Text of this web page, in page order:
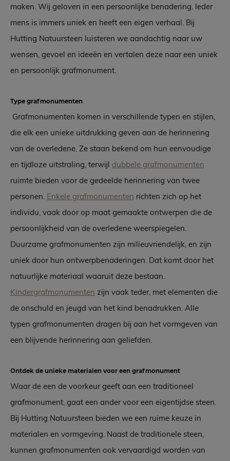
maken. Wij geloven in een persoonlijke benadering. Ieder
mens is immers uniek en heeft een eigen verhaal. Bij
Hutting Natuursteen luisteren we aandachtig naar uw
wensen, gevoel en ideeën en vertalen deze naar een uniek
en persoonlijk grafmonument.
Type grafmonumenten
Grafmonumenten komen in verschillende typen en stijlen,
die elk een unieke uitdrukking geven aan de herinnering
van de overledene. Ze staan bekend om hun eenvoudige
en tijdloze uitstraling, terwijl dubbele grafmonumenten
ruimte bieden voor de gedeelde herinnering van twee
personen. Enkele grafmonumenten richten zich op het
individu, vaak door op maat gemaakte ontwerpen die de
persoonlijkheid van de overledene weerspiegelen.
Duurzame grafmonumenten zijn milieuvriendelijk, en zijn
uniek door hun ontwerpbenaderingen. Dat komt door het
natuurlijke materiaal waaruit deze bestaan.
Kindergrafmonumenten zijn vaak teder, met elementen die
de onschuld en jeugd van het kind benadrukken. Alle
typen grafmonumenten dragen bij aan het vormgeven van
een blijvende herinnering aan geliefden.
Ontdek de unieke materialen voor een grafmonument
Waar de een de voorkeur geeft aan een traditioneel
grafmonument, gaat een ander voor een eigentijdse steen.
Bij Hutting Natuursteen bieden we een ruime keuze in
materialen en vormgeving. Naast de traditionele steen,
kunnen grafmonumenten ook vervaardigd worden van